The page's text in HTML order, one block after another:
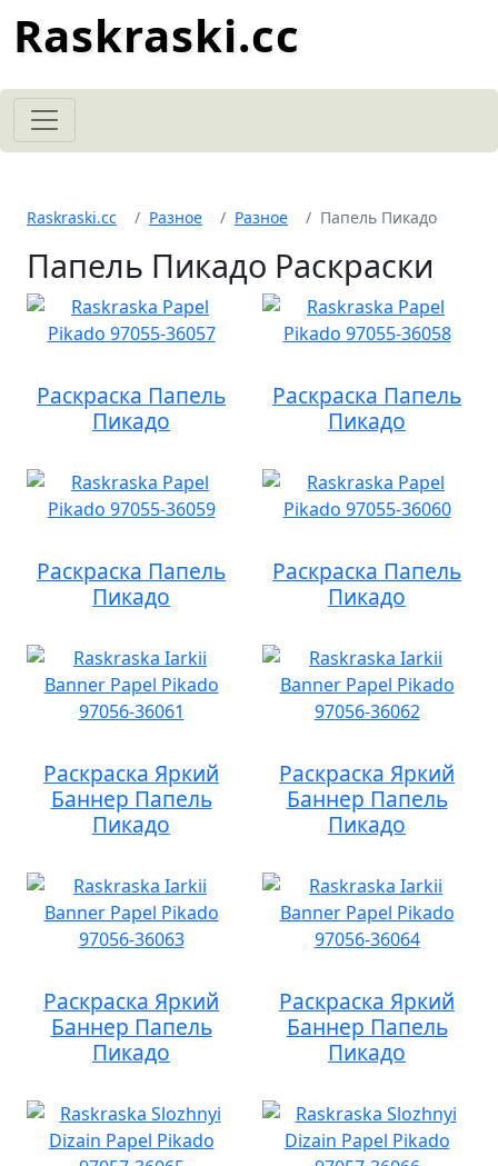
Raskraski.cc
Raskraski.cc Разное Разное Папель Пикадо
Папель Пикадо Раскраски
Раскраска Папель
Пикадо
Раскраска Папель
Пикадо
Раскраска Папель
Пикадо
Раскраска Папель
Пикадо
Раскраска Яркий
Баннер Папель
Пикадо
Раскраска Яркий
Баннер Папель
Пикадо
Раскраска Яркий
Баннер Папель
Пикадо
Раскраска Яркий
Баннер Папель
Пикадо